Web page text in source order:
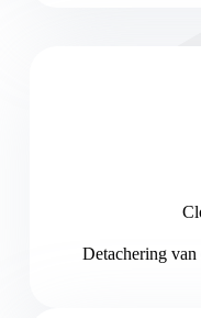
Detachering